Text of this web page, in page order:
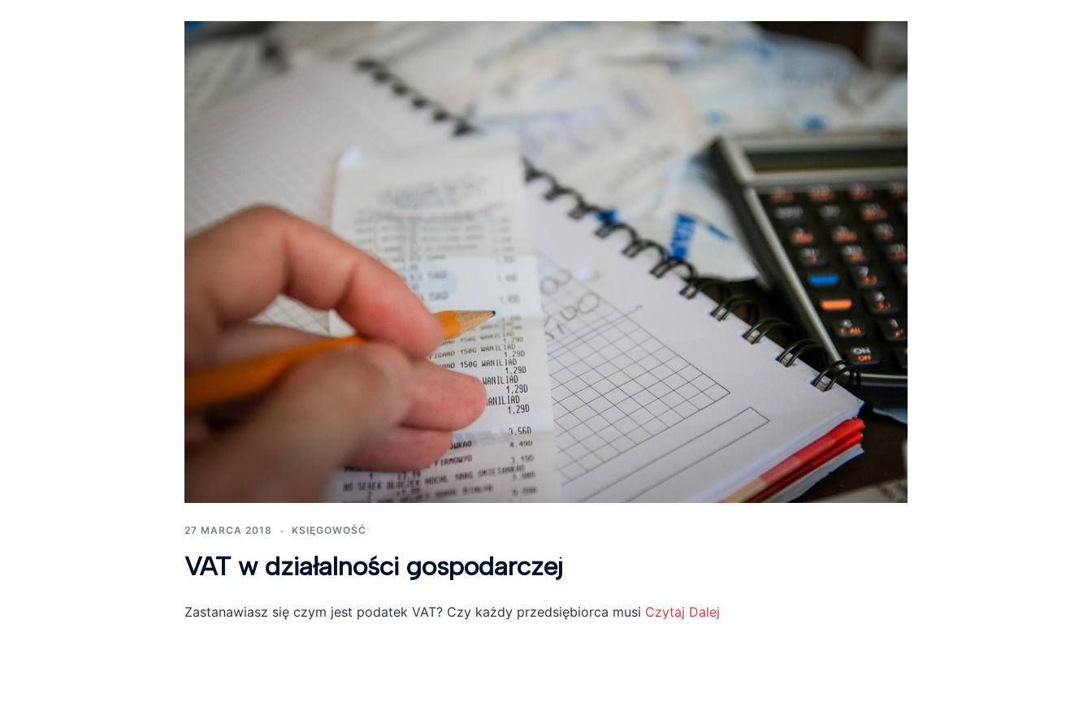
27 MARCA 2018 KSIĘGOWOŚĆ
VAT w działalności gospodarczej
Zastanawiasz się czym jest podatek VAT? Czy każdy przedsiębiorca musi Czytaj Dalej